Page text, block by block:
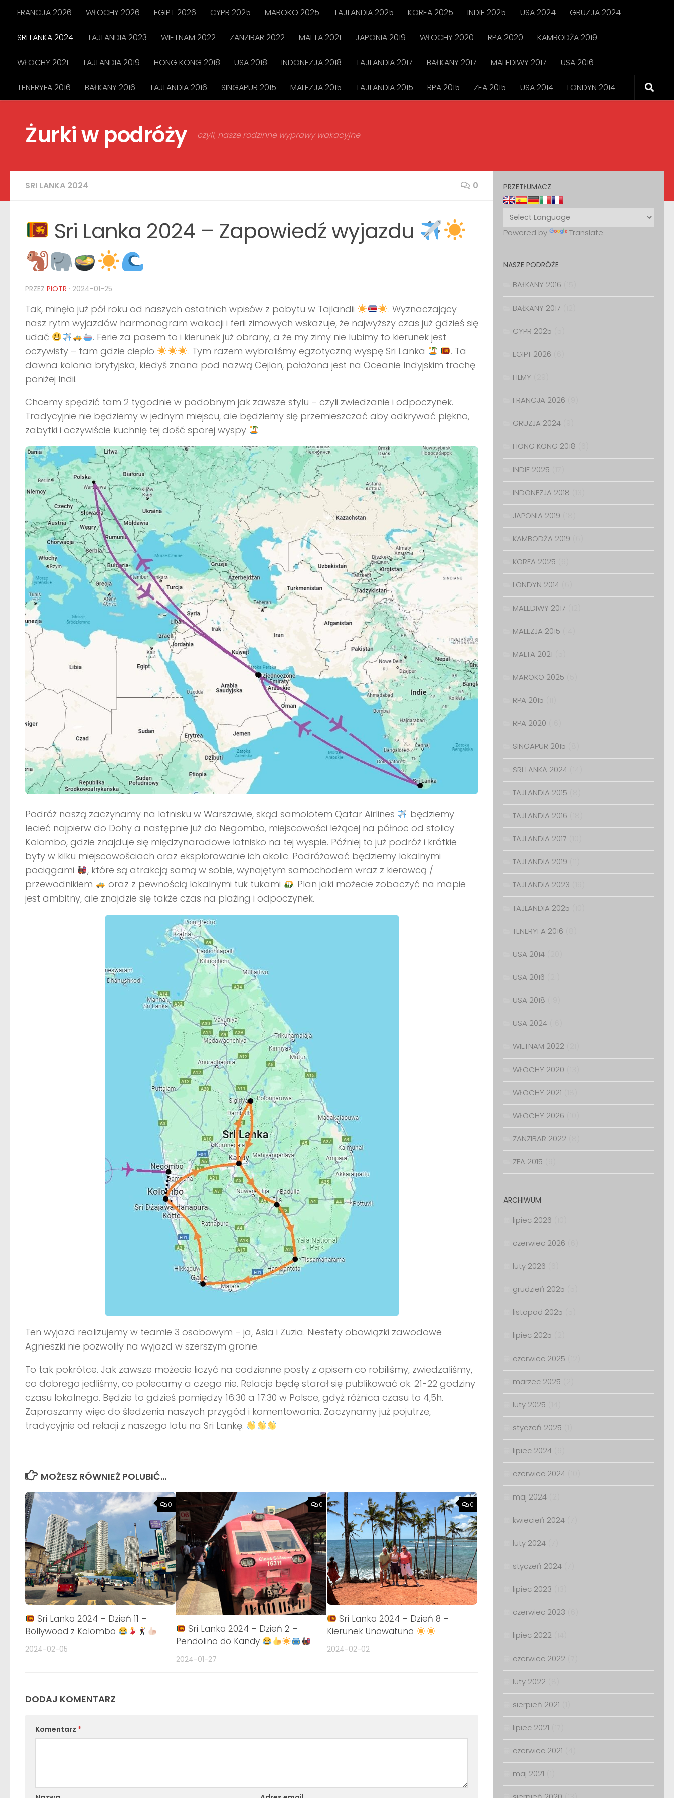
Przejdź do treści
FRANCJA 2026 WŁOCHY 2026 EGIPT 2026 CYPR 2025 MAROKO 2025 TAJLANDIA 2025 KOREA 2025 INDIE 2025 USA 2024 GRUZJA 2024
SRI LANKA 2024 TAJLANDIA 2023 WIETNAM 2022 ZANZIBAR 2022 MALTA 2021 JAPONIA 2019 WŁOCHY 2020 RPA 2020 KAMBODŻA 2019
WŁOCHY 2021 TAJLANDIA 2019 HONG KONG 2018 USA 2018 INDONEZJA 2018 TAJLANDIA 2017 BAŁKANY 2017 MALEDIWY 2017 USA 2016
TENERYFA 2016 BAŁKANY 2016 TAJLANDIA 2016 SINGAPUR 2015 MALEZJA 2015 TAJLANDIA 2015 RPA 2015 ZEA 2015 USA 2014 LONDYN 2014
Żurki w podróży czyli, nasze rodzinne wyprawy wakacyjne
SRI LANKA 2024 0
Sri Lanka 2024 – Zapowiedź wyjazdu
PRZEZ PIOTR · 2024-01-25
Tak, minęło już pół roku od naszych ostatnich wpisów z pobytu w Tajlandii
. Wyznaczający
nasz rytm wyjazdów harmonogram wakacji i ferii zimowych wskazuje, że najwyższy czas już gdzieś się
udać
. Ferie za pasem to i kierunek już obrany, a że my zimy nie lubimy to kierunek jest
oczywisty – tam gdzie ciepło
. Tym razem wybraliśmy egzotyczną wyspę Sri Lanka
. Ta
dawna kolonia brytyjska, kiedyś znana pod nazwą Cejlon, położona jest na Oceanie Indyjskim trochę
poniżej Indii.
Chcemy spędzić tam 2 tygodnie w podobnym jak zawsze stylu – czyli zwiedzanie i odpoczynek.
Tradycyjnie nie będziemy w jednym miejscu, ale będziemy się przemieszczać aby odkrywać piękno,
zabytki i oczywiście kuchnię tej dość sporej wyspy
Podróż naszą zaczynamy na lotnisku w Warszawie, skąd samolotem Qatar Airlines
będziemy
lecieć najpierw do Dohy a następnie już do Negombo, miejscowości leżącej na północ od stolicy
Kolombo, gdzie znajduje się międzynarodowe lotnisko na tej wyspie. Później to już podróż i krótkie
byty w kilku miejscowościach oraz eksplorowanie ich okolic. Podróżować będziemy lokalnymi
pociągami
, które są atrakcją samą w sobie, wynajętym samochodem wraz z kierowcą /
przewodnikiem
oraz z pewnością lokalnymi tuk tukami
. Plan jaki możecie zobaczyć na mapie
jest ambitny, ale znajdzie się także czas na plażing i odpoczynek.
Ten wyjazd realizujemy w teamie 3 osobowym – ja, Asia i Zuzia. Niestety obowiązki zawodowe
Agnieszki nie pozwoliły na wyjazd w szerszym gronie.
To tak pokrótce. Jak zawsze możecie liczyć na codzienne posty z opisem co robiliśmy, zwiedzaliśmy,
co dobrego jedliśmy, co polecamy a czego nie. Relacje będę starał się publikować ok. 21-22 godziny
czasu lokalnego. Będzie to gdzieś pomiędzy 16:30 a 17:30 w Polsce, gdyż różnica czasu to 4,5h.
Zapraszamy więc do śledzenia naszych przygód i komentowania. Zaczynamy już pojutrze,
tradycyjnie od relacji z naszego lotu na Sri Lankę.
MOŻESZ RÓWNIEŻ POLUBIĆ…
0
Sri Lanka 2024 – Dzień 11 –
Bollywood z Kolombo
2024-02-05
0
Sri Lanka 2024 – Dzień 2 –
Pendolino do Kandy
2024-01-27
0
Sri Lanka 2024 – Dzień 8 –
Kierunek Unawatuna
2024-02-02
DODAJ KOMENTARZ
Komentarz *
PRZETŁUMACZ
Powered by Translate
NASZE PODRÓŻE
BAŁKANY 2016
BAŁKANY 2017
CYPR 2025
EGIPT 2026
FILMY
FRANCJA 2026
GRUZJA 2024
HONG KONG 2018
INDIE 2025
INDONEZJA 2018
JAPONIA 2019
KAMBODŻA 2019
KOREA 2025
LONDYN 2014
MALEDIWY 2017
MALEZJA 2015
MALTA 2021
MAROKO 2025
RPA 2015
RPA 2020
SINGAPUR 2015
SRI LANKA 2024
TAJLANDIA 2015
TAJLANDIA 2016
TAJLANDIA 2017
TAJLANDIA 2019
TAJLANDIA 2023
TAJLANDIA 2025
TENERYFA 2016
USA 2014
USA 2016
USA 2018
USA 2024
WIETNAM 2022
WŁOCHY 2020
WŁOCHY 2021
WŁOCHY 2026
ZANZIBAR 2022
ZEA 2015
ARCHIWUM
lipiec 2026
czerwiec 2026
luty 2026
grudzień 2025
listopad 2025
lipiec 2025
czerwiec 2025
marzec 2025
luty 2025
styczeń 2025
lipiec 2024
czerwiec 2024
maj 2024
kwiecień 2024
luty 2024
styczeń 2024
lipiec 2023
czerwiec 2023
lipiec 2022
czerwiec 2022
luty 2022
sierpień 2021
lipiec 2021
czerwiec 2021
maj 2021